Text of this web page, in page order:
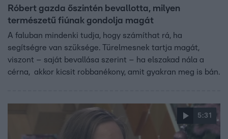
Róbert gazda őszintén bevallotta, milyen
természetű fiúnak gondolja magát
A faluban mindenki tudja, hogy számíthat rá, ha
segítségre van szüksége. Türelmesnek tartja magát,
viszont – saját bevallása szerint – ha elszakad nála a
cérna, akkor kicsit robbanékony, amit gyakran meg is bán.
5:31